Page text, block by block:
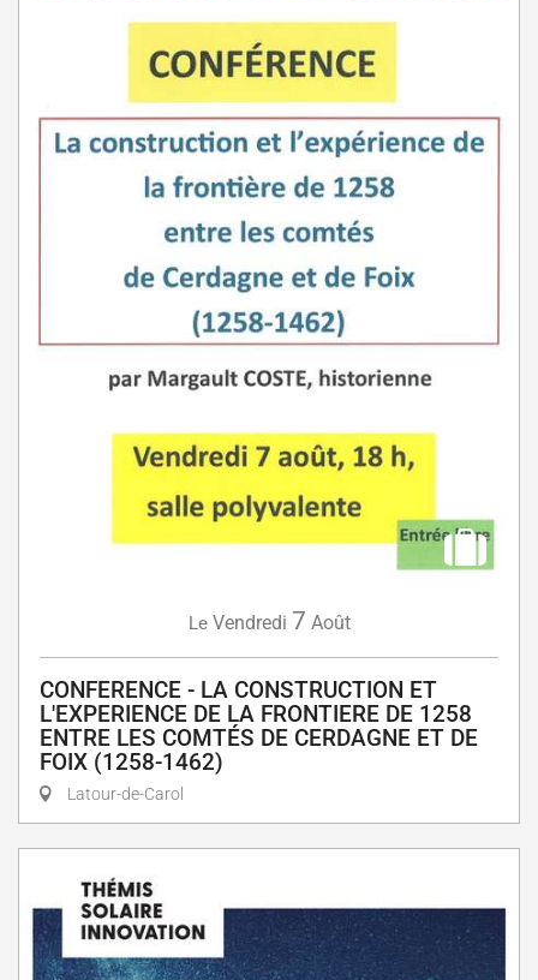
Le Vendredi 7 Août
CONFERENCE - LA CONSTRUCTION ET
L'EXPERIENCE DE LA FRONTIERE DE 1258
ENTRE LES COMTÉS DE CERDAGNE ET DE
FOIX (1258-1462)
Latour-de-Carol